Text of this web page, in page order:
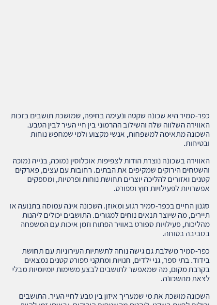
כפר-סמיר היא שכונה שקטה ונעימה בחיפה, שמושכת תושבים בזכות
האווירה השלווה שלה והשילוב ההרמוני בין חיי העיר לבין הטבע.
השכונה מתאימה למשפחות, אנשי מקצוע ולמי שמחפש נוחות
ובטיחות.
האווירה בשכונה נוצרת הודות לצפיפות אוכלוסין נמוכה, בנייה נמוכה
והשטחים הירוקים שמקיפים את הבתים. רחובות עם עצים, פארקים
קטנים ואזורים להליכה יוצרים תחושת נוחות ופרטיות, ומספקים
אפשרויות לפעילויות חוץ וספורט.
סגנון החיים בכפר-סמיר רגוע ומאוזן. השכונה אינה עמוסה בתנועה או
תיירים, מה שיוצר תנאים נוחים למגורים. התושבים יכולים ליהנות
מהליכות, פעילויות ספורט באוויר הפתוח וזמן איכות עם המשפחה
בסביבה בטוחה.
כפר-סמיר משלבת גם גישה נוחה לתשתיות העירוניות עם תחושת
בידוד. בתי ספר, גני ילדים, חנויות ומתקני ספורט קטנים נמצאים
בקרבת מקום, מה שמאפשר לתושבים לבצע משימות יומיומיות מבלי
לצאת מהשכונה.
השכונה מושכת את מי שמעריך איזון בין טבע לחיי העיר. התושבים